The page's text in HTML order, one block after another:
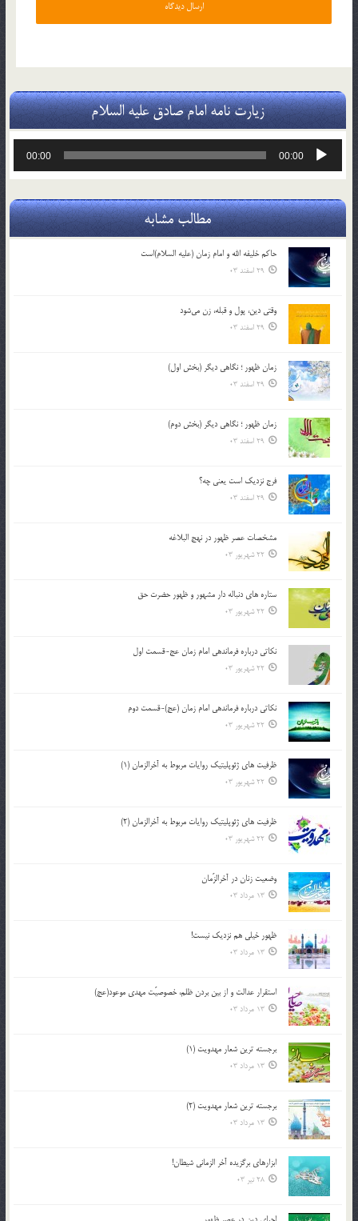
زیارت نامه امام صادق علیه السلام
پخش‌کننده
00:00
00:00
مطالب مشابه
حاکم خليفه الله و امام زمان (علیه السلام)است
29 اسفند 03
وقتی دین، پول و قبله، زن می‌شود
29 اسفند 03
زمان ظهور ؛ نگاهی دیگر (بخش اول)
29 اسفند 03
زمان ظهور ؛ نگاهی دیگر (بخش دوم)
29 اسفند 03
فرج نزدیک است یعنی چه؟
29 اسفند 03
مشخصات عصر ظهور در نهج البلاغه
22 شهریور 03
ستاره های دنباله دار مشهور و ظهور حضرت حق
22 شهریور 03
نکاتى درباره فرماندهى امام زمان عج-قسمت اول
22 شهریور 03
نکاتى درباره فرماندهى امام زمان (عج)-قسمت دوم
22 شهریور 03
ظرفیت های ژئوپلیتیک روایات مربوط به آخرالزمان (1)
22 شهریور 03
ظرفیت های ژئوپلیتیک روایات مربوط به آخرالزمان (2)
22 شهریور 03
وضعیت زنان در آخرالزّمان
13 مرداد 03
ظهور خیلی هم نزدیک نیست!
13 مرداد 03
استقرار عدالت و از بين بردن ظلم، خصوصيّت مهدي موعود(عج)
13 مرداد 03
برجسته ترين شعار مهدويت (1)
13 مرداد 03
برجسته ترين شعار مهدويت (2)
13 مرداد 03
ابزارهاي برگزيده آخر الزماني شيطان!
28 تیر 03